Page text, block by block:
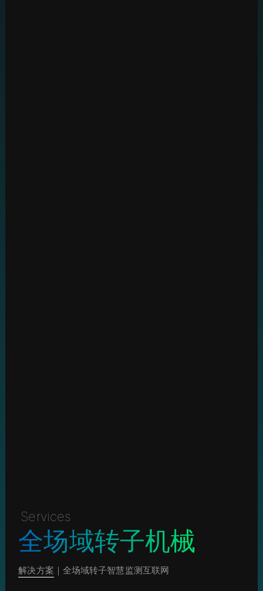
Services
全场域转子机械
解决方案 ｜全场域转子智慧监测互联网